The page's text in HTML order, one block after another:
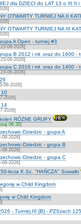
dla DZIECI do LAT 13 o III II
OTWARTY TURNIEJ NA II
OTWARTY TURNIEJ NA III
A Open - turniej #3
06-2026]
B 2012 i mł. oraz do 1600 -
06-2026]
C 2016 i mł. oraz do 1400 -
06-2026]
06-2026]
10
2026]
14
2026]
RÓŻNE GRUPY
06:35]
Dziedzic - grupa A
2026]
Dziedzic - grupa B
2026]
Dziedzic - grupa C
2026]
lecia K.Sz. "HAŃCZA" Suwałki
w Child Kingdom
w Child Kingdom
- Turniej III (B) - PZSzach